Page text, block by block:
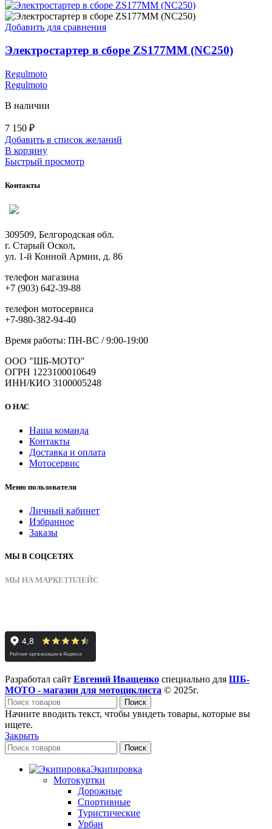
Добавить для сравнения
Электростартер в сборе ZS177MM (NC250)
Regulmoto
Regulmoto
В наличии
7 150 ₽
Добавить в список желаний
В корзину
Быстрый просмотр
Контакты
309509, Белгородская обл.
г. Старый Оскол,
ул. 1-й Конной Армии, д. 86
телефон магазина
+7 (903) 642-39-88
телефон мотосервиса
+7-980-382-94-40
Время работы: ПН-ВС / 9:00-19:00
ООО "ШБ-МОТО"
ОГРН 1223100010649
ИНН/КИО 3100005248
О НАС
Наша команда
Контакты
Доставка и оплата
Мотосервис
Меню пользователя
Личный кабинет
Избранное
Заказы
МЫ В СОЦСЕТЯХ
МЫ НА МАРКЕТПЛЕЙС
Разработал сайт Евгений Иващенко специально для ШБ-
МОТО - магазин для мотоциклиста © 2025г.
Поиск
Начните вводить текст, чтобы увидеть товары, которые вы
ищете.
Закрыть
Поиск
Экипировка
Мотокуртки
Дорожные
Спортивные
Туристические
Урбан